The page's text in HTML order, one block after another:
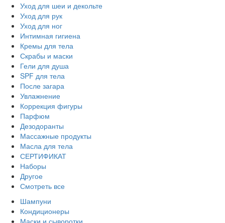
Уход для шеи и декольте
Уход для рук
Уход для ног
Интимная гигиена
Кремы для тела
Скрабы и маски
Гели для душа
SPF для тела
После загара
Увлажнение
Коррекция фигуры
Парфюм
Дезодоранты
Массажные продукты
Масла для тела
СЕРТИФИКАТ
Наборы
Другое
Смотреть все
Шампуни
Кондиционеры